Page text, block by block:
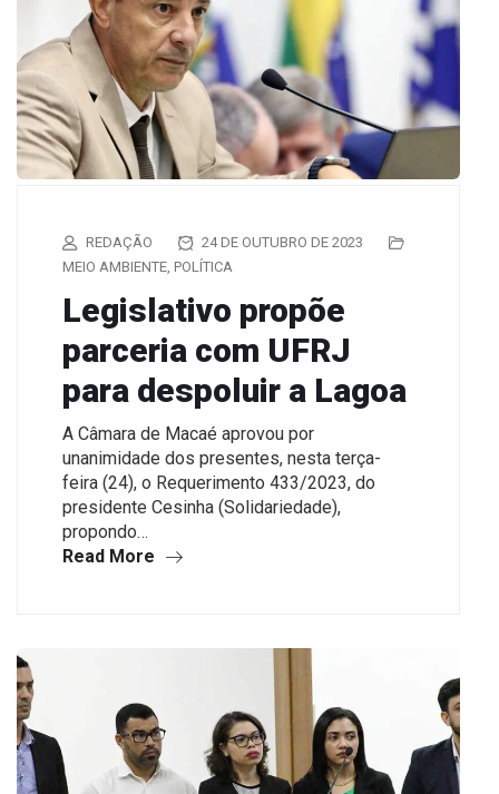
REDAÇÃO
24 DE OUTUBRO DE 2023
MEIO AMBIENTE POLÍTICA
Legislativo propõe
parceria com UFRJ
para despoluir a Lagoa
A Câmara de Macaé aprovou por
unanimidade dos presentes, nesta terça-
feira (24), o Requerimento 433/2023, do
presidente Cesinha (Solidariedade),
propondo…
Read More